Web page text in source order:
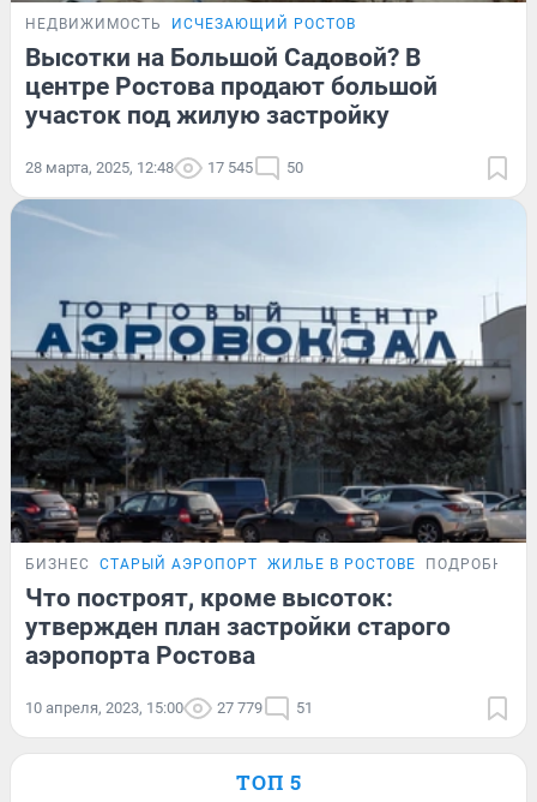
НЕДВИЖИМОСТЬ ИСЧЕЗАЮЩИЙ РОСТОВ
Высотки на Большой Садовой? В
центре Ростова продают большой
участок под жилую застройку
28 марта, 2025, 12:48 17 545 50
БИЗНЕС СТАРЫЙ АЭРОПОРТ ЖИЛЬЕ В РОСТОВЕ
Что построят, кроме высоток:
утвержден план застройки старого
аэропорта Ростова
10 апреля, 2023, 15:00 27 779 51
ТОП 5